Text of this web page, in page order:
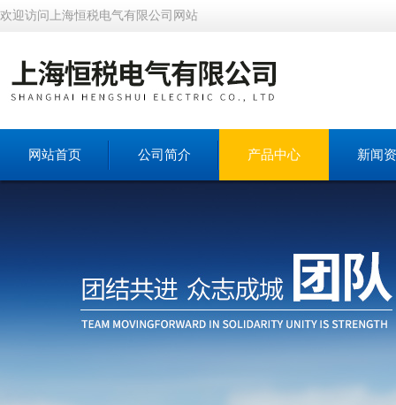
欢迎访问上海恒税电气有限公司网站
网站首页 公司简介 产品中心 新闻